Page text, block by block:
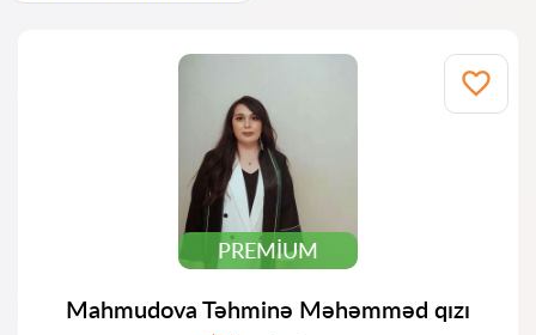
PREMIUM
Mahmudova Təhminə Məhəmməd qızı